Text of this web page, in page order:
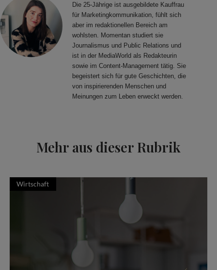
Die 25-Jährige ist ausgebildete Kauffrau
für Marketingkommunikation, fühlt sich
aber im redaktionellen Bereich am
wohlsten. Momentan studiert sie
Journalismus und Public Relations und
ist in der MediaWorld als Redakteurin
sowie im Content-Management tätig. Sie
begeistert sich für gute Geschichten, die
von inspirierenden Menschen und
Meinungen zum Leben erweckt werden.
Mehr aus dieser Rubrik
Wirtschaft